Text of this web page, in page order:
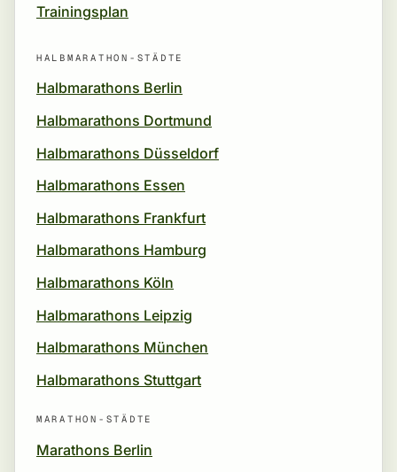
Trainingsplan
HALBMARATHON-STÄDTE
Halbmarathons Berlin
Halbmarathons Dortmund
Halbmarathons Düsseldorf
Halbmarathons Essen
Halbmarathons Frankfurt
Halbmarathons Hamburg
Halbmarathons Köln
Halbmarathons Leipzig
Halbmarathons München
Halbmarathons Stuttgart
MARATHON-STÄDTE
Marathons Berlin